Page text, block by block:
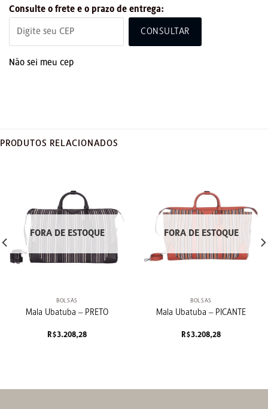
Consulte o frete e o prazo de entrega:
CONSULTAR
Não sei meu cep
PRODUTOS RELACIONADOS
FORA DE ESTOQUE
BOLSAS
Mala Ubatuba – PRETO
R$3.208,28
FORA DE ESTOQUE
BOLSAS
Mala Ubatuba – PICANTE
R$3.208,28